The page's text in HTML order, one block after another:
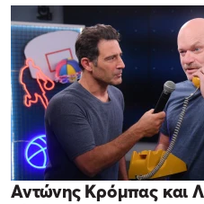
Αντώνης Κρόμπας και